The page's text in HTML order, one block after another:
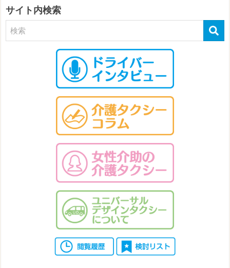
サイト内検索